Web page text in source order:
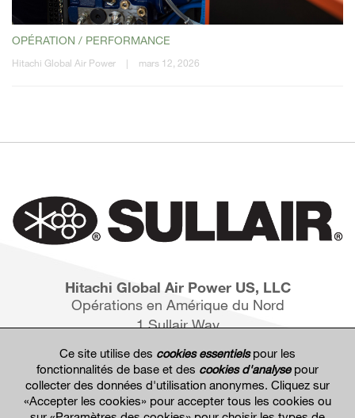
OPÉRATION / PERFORMANCE
Hitachi Global Air Power | mars 12, 2026
Hitachi Global Air Power US, LLC
Opérations en Amérique du Nord
1 Sullair Way
Ce site utilise des cookies essentielspour les
fonctionnalités de base et des cookies d'analysepour
collecter des données d'utilisation anonymes. Cliquez sur
«Accepter les cookies» pour accepter tous les cookies ou